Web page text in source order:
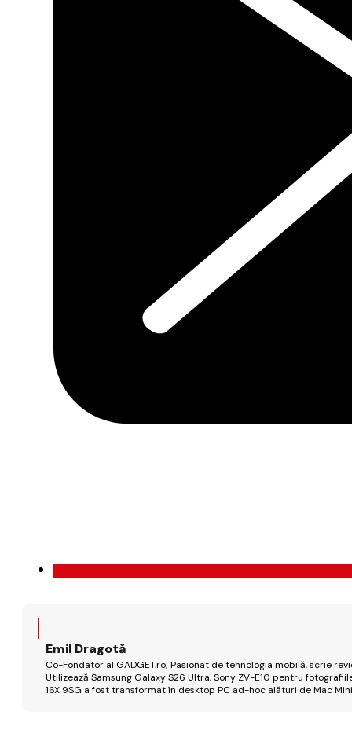
Emil Dragotă
Co-Fondator al GADGET.ro; Pasionat de tehnologia mobilă, scrie
Utilizează Samsung Galaxy S26 Ultra, Sony ZV-E10 pentru
16X 9SG a fost transformat în desktop PC ad-hoc alături de Mac